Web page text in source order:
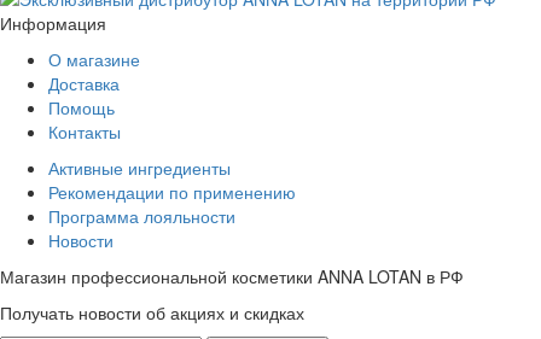
Информация
О магазине
Доставка
Помощь
Контакты
Активные ингредиенты
Рекомендации по применению
Программа лояльности
Новости
Магазин профессиональной косметики ANNA LOTAN в РФ
Получать новости об акциях и скидках